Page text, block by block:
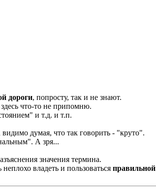
дороги, попросту, так и не знают.
что-то не припомню.
и т.д. и т.п.
думая, что так говорить - "круто".
А зря...
значения термина.
владеть и пользоваться правильной